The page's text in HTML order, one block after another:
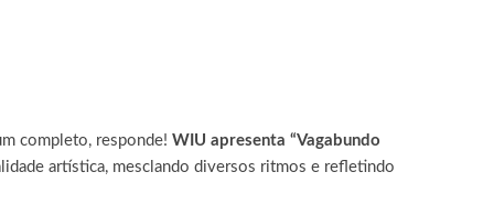
completo, responde! WIU apresenta “Vagabundo
artística, mesclando diversos ritmos e refletindo